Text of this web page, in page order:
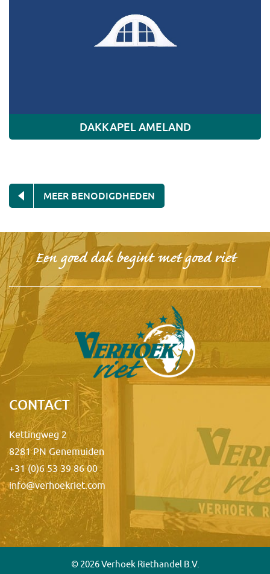
DAKKAPEL AMELAND
MEER BENODIGDHEDEN
Een goed dak begint met goed riet
CONTACT
Kettingweg 2
8281 PN Genemuiden
+31 (0)6 53 39 86 00
info@verhoekriet.com
© 2026 Verhoek Riethandel B.V.